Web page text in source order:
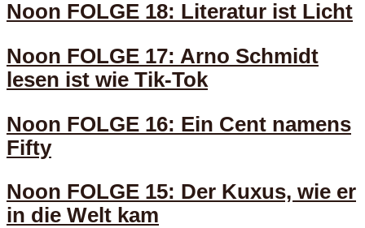
Noon FOLGE 18: Literatur ist Licht
Noon FOLGE 17: Arno Schmidt
lesen ist wie Tik-Tok
Noon FOLGE 16: Ein Cent namens
Fifty
Noon FOLGE 15: Der Kuxus, wie er
in die Welt kam